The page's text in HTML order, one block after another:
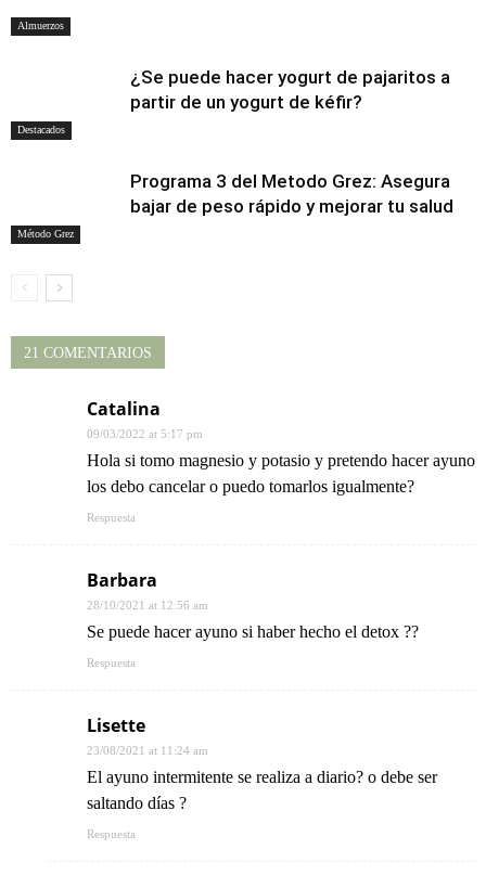
Almuerzos
Destacados
¿Se puede hacer yogurt de pajaritos a
partir de un yogurt de kéfir?
Método Grez
Programa 3 del Metodo Grez: Asegura
bajar de peso rápido y mejorar tu salud
21 COMENTARIOS
Catalina
09/03/2022 at 5:17 pm
Hola si tomo magnesio y potasio y pretendo hacer ayuno
los debo cancelar o puedo tomarlos igualmente?
Respuesta
Barbara
28/10/2021 at 12:56 am
Se puede hacer ayuno si haber hecho el detox ??
Respuesta
Lisette
23/08/2021 at 11:24 am
El ayuno intermitente se realiza a diario? o debe ser
saltando días ?
Respuesta